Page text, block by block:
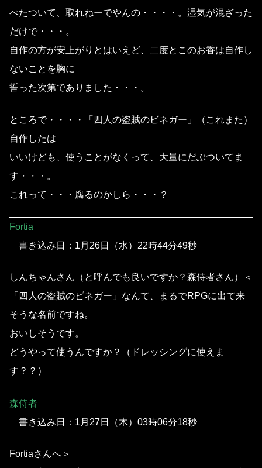
べたついて、取れねーでやんの・・・・。湿気が混ざった
だけで・・・。
自作の方が安上がりとはいえど、二度とこのお香は自作し
ないことを胸に
誓った次第でありました・・・。
ところで・・・・「四人の盗賊のビネガー」（これまた）
自作したは
いいけども、使うことがなくって、大量にだぶついてま
す・・・。
これって・・・腐るのかしら・・・？
Fortia
書き込み日：1月26日（水）22時44分49秒
しんちゃんさん（と呼んでも良いですか？森侍者さん）＜
「四人の盗賊のビネガー」なんて、まるでRPGに出て来
そうな名前ですね。
おいしそうです。
どうやって使うんですか？（ドレッシングに使えま
す？？）
森侍者
書き込み日：1月27日（木）03時06分18秒
Fortiaさんへ＞